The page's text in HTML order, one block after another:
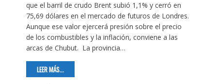
que el barril de crudo Brent subió 1,1% y cerró en
75,69 dólares en el mercado de futuros de Londres.
Aunque ese valor ejercerá presión sobre el precio
de los combustibles y la inflación, conviene a las
arcas de Chubut. La provincia…
LEER MÁS...